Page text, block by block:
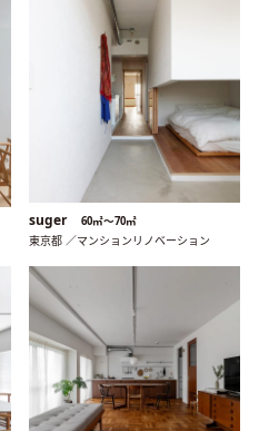
suger 60㎡〜70㎡
東京都 ／マンションリノベーション